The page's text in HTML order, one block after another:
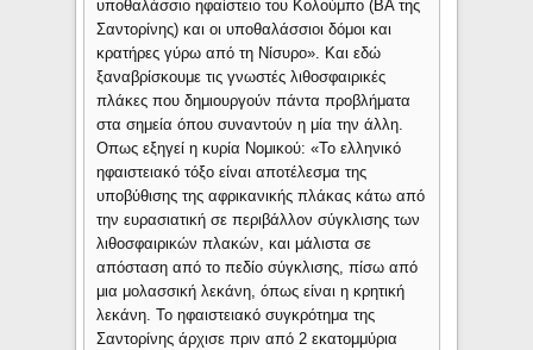
υποθαλάσσιο ηφαίστειο του Κολούμπο (ΒΑ της
Σαντορίνης) και οι υποθαλάσσιοι δόμοι και
κρατήρες γύρω από τη Νίσυρο». Και εδώ
ξαναβρίσκουμε τις γνωστές λιθοσφαιρικές
πλάκες που δημιουργούν πάντα προβλήματα
στα σημεία όπου συναντούν η μία την άλλη.
Οπως εξηγεί η κυρία Νομικού: «Το ελληνικό
ηφαιστειακό τόξο είναι αποτέλεσμα της
υποβύθισης της αφρικανικής πλάκας κάτω από
την ευρασιατική σε περιβάλλον σύγκλισης των
λιθοσφαιρικών πλακών, και μάλιστα σε
απόσταση από το πεδίο σύγκλισης, πίσω από
μια μολασσική λεκάνη, όπως είναι η κρητική
λεκάνη. Το ηφαιστειακό συγκρότημα της
Σαντορίνης άρχισε πριν από 2 εκατομμύρια